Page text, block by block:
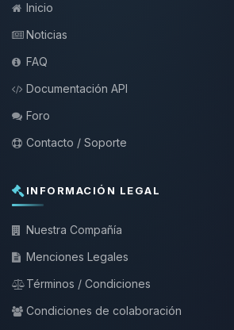
Inicio
Noticias
FAQ
Documentación API
Foro
Contacto / Soporte
INFORMACIÓN LEGAL
Nuestra Compañía
Menciones Legales
Términos / Condiciones
Condiciones de colaboración